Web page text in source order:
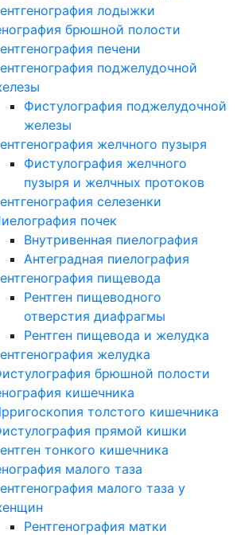
лодыжки
брюшной полости
печени
поджелудочной
Фистулография поджелудочной
железы
желчного пузыря
Фистулография желчного
пузыря и желчных протоков
селезенки
почек
Внутривенная пиелография
Антеградная пиелография
пищевода
Рентген пищеводного
отверстия диафрагмы
Рентген пищевода и желудка
желудка
брюшной полости
кишечника
толстого кишечника
прямой кишки
тонкого кишечника
малого таза
малого таза у
Рентгенография матки